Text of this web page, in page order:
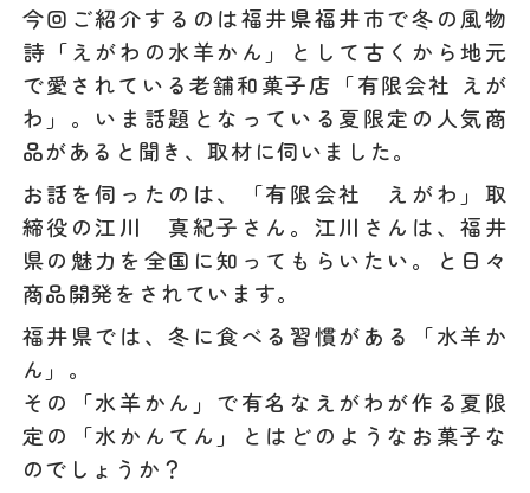
今回ご紹介するのは福井県福井市で冬の風物
詩「えがわの水羊かん」として古くから地元
で愛されている老舗和菓子店「有限会社 えが
わ」。いま話題となっている夏限定の人気商
品があると聞き、取材に伺いました。
お話を伺ったのは、「有限会社 えがわ」取
締役の江川 真紀子さん。江川さんは、福井
県の魅力を全国に知ってもらいたい。と日々
商品開発をされています。
福井県では、冬に食べる習慣がある「水羊か
ん」。
その「水羊かん」で有名なえがわが作る夏限
定の「水かんてん」とはどのようなお菓子な
のでしょうか？